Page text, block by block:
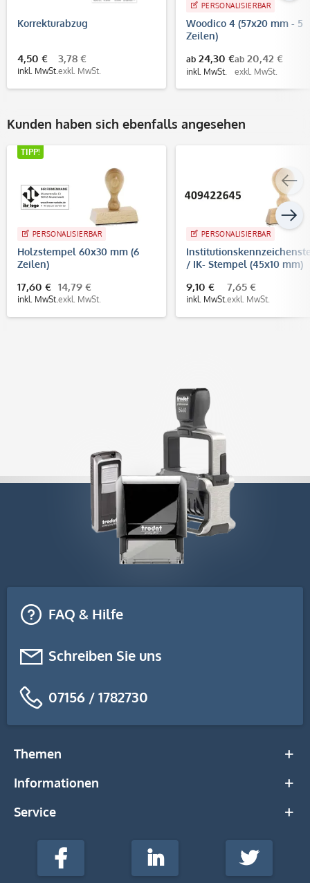
Korrekturabzug
4,50 €
inkl. MwSt.
3,78 €
exkl. MwSt.
PERSONALISIERBAR
Woodico 4 (57x20 mm - 5
Zeilen)
ab 24,30 €
inkl. MwSt.
ab 20,42 €
exkl. MwSt.
Kunden haben sich ebenfalls angesehen
TIPP!
PERSONALISIERBAR
Holzstempel 60x30 mm (6
Zeilen)
17,60 €
inkl. MwSt.
14,79 €
exkl. MwSt.
PERSONALISIERBAR
/ IK- Stempel (45x10 mm)
9,10 €
inkl. MwSt.
7,65 €
exkl. MwSt.
FAQ & Hilfe
Schreiben Sie uns
07156 / 1782730
Themen
Informationen
Service
stempel-
Media
Facebook LinkedIn Twitter